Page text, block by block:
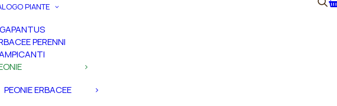
PIANTE
PERENNI
PEONIE ERBACEE